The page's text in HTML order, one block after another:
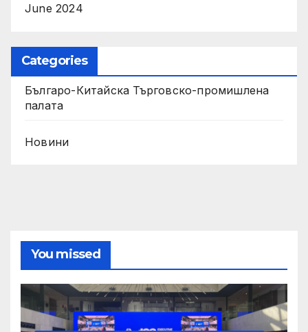
June 2024
Categories
Българо-Китайска Търговско-промишлена
палaта
Новини
You missed